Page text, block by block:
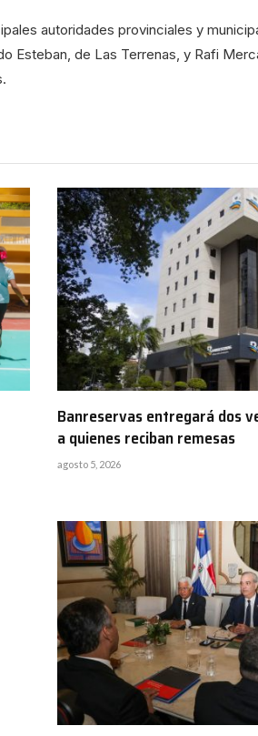
autoridades provinciales y
Esteban, de Las Terrenas, y Rafi
Banreservas entregará dos
a quienes reciban remesas
agosto 5, 2026